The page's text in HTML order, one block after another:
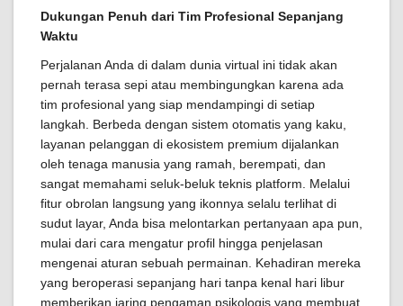
Dukungan Penuh dari Tim Profesional Sepanjang
Waktu
Perjalanan Anda di dalam dunia virtual ini tidak akan
pernah terasa sepi atau membingungkan karena ada
tim profesional yang siap mendampingi di setiap
langkah. Berbeda dengan sistem otomatis yang kaku,
layanan pelanggan di ekosistem premium dijalankan
oleh tenaga manusia yang ramah, berempati, dan
sangat memahami seluk-beluk teknis platform. Melalui
fitur obrolan langsung yang ikonnya selalu terlihat di
sudut layar, Anda bisa melontarkan pertanyaan apa pun,
mulai dari cara mengatur profil hingga penjelasan
mengenai aturan sebuah permainan. Kehadiran mereka
yang beroperasi sepanjang hari tanpa kenal hari libur
memberikan jaring pengaman psikologis yang membuat